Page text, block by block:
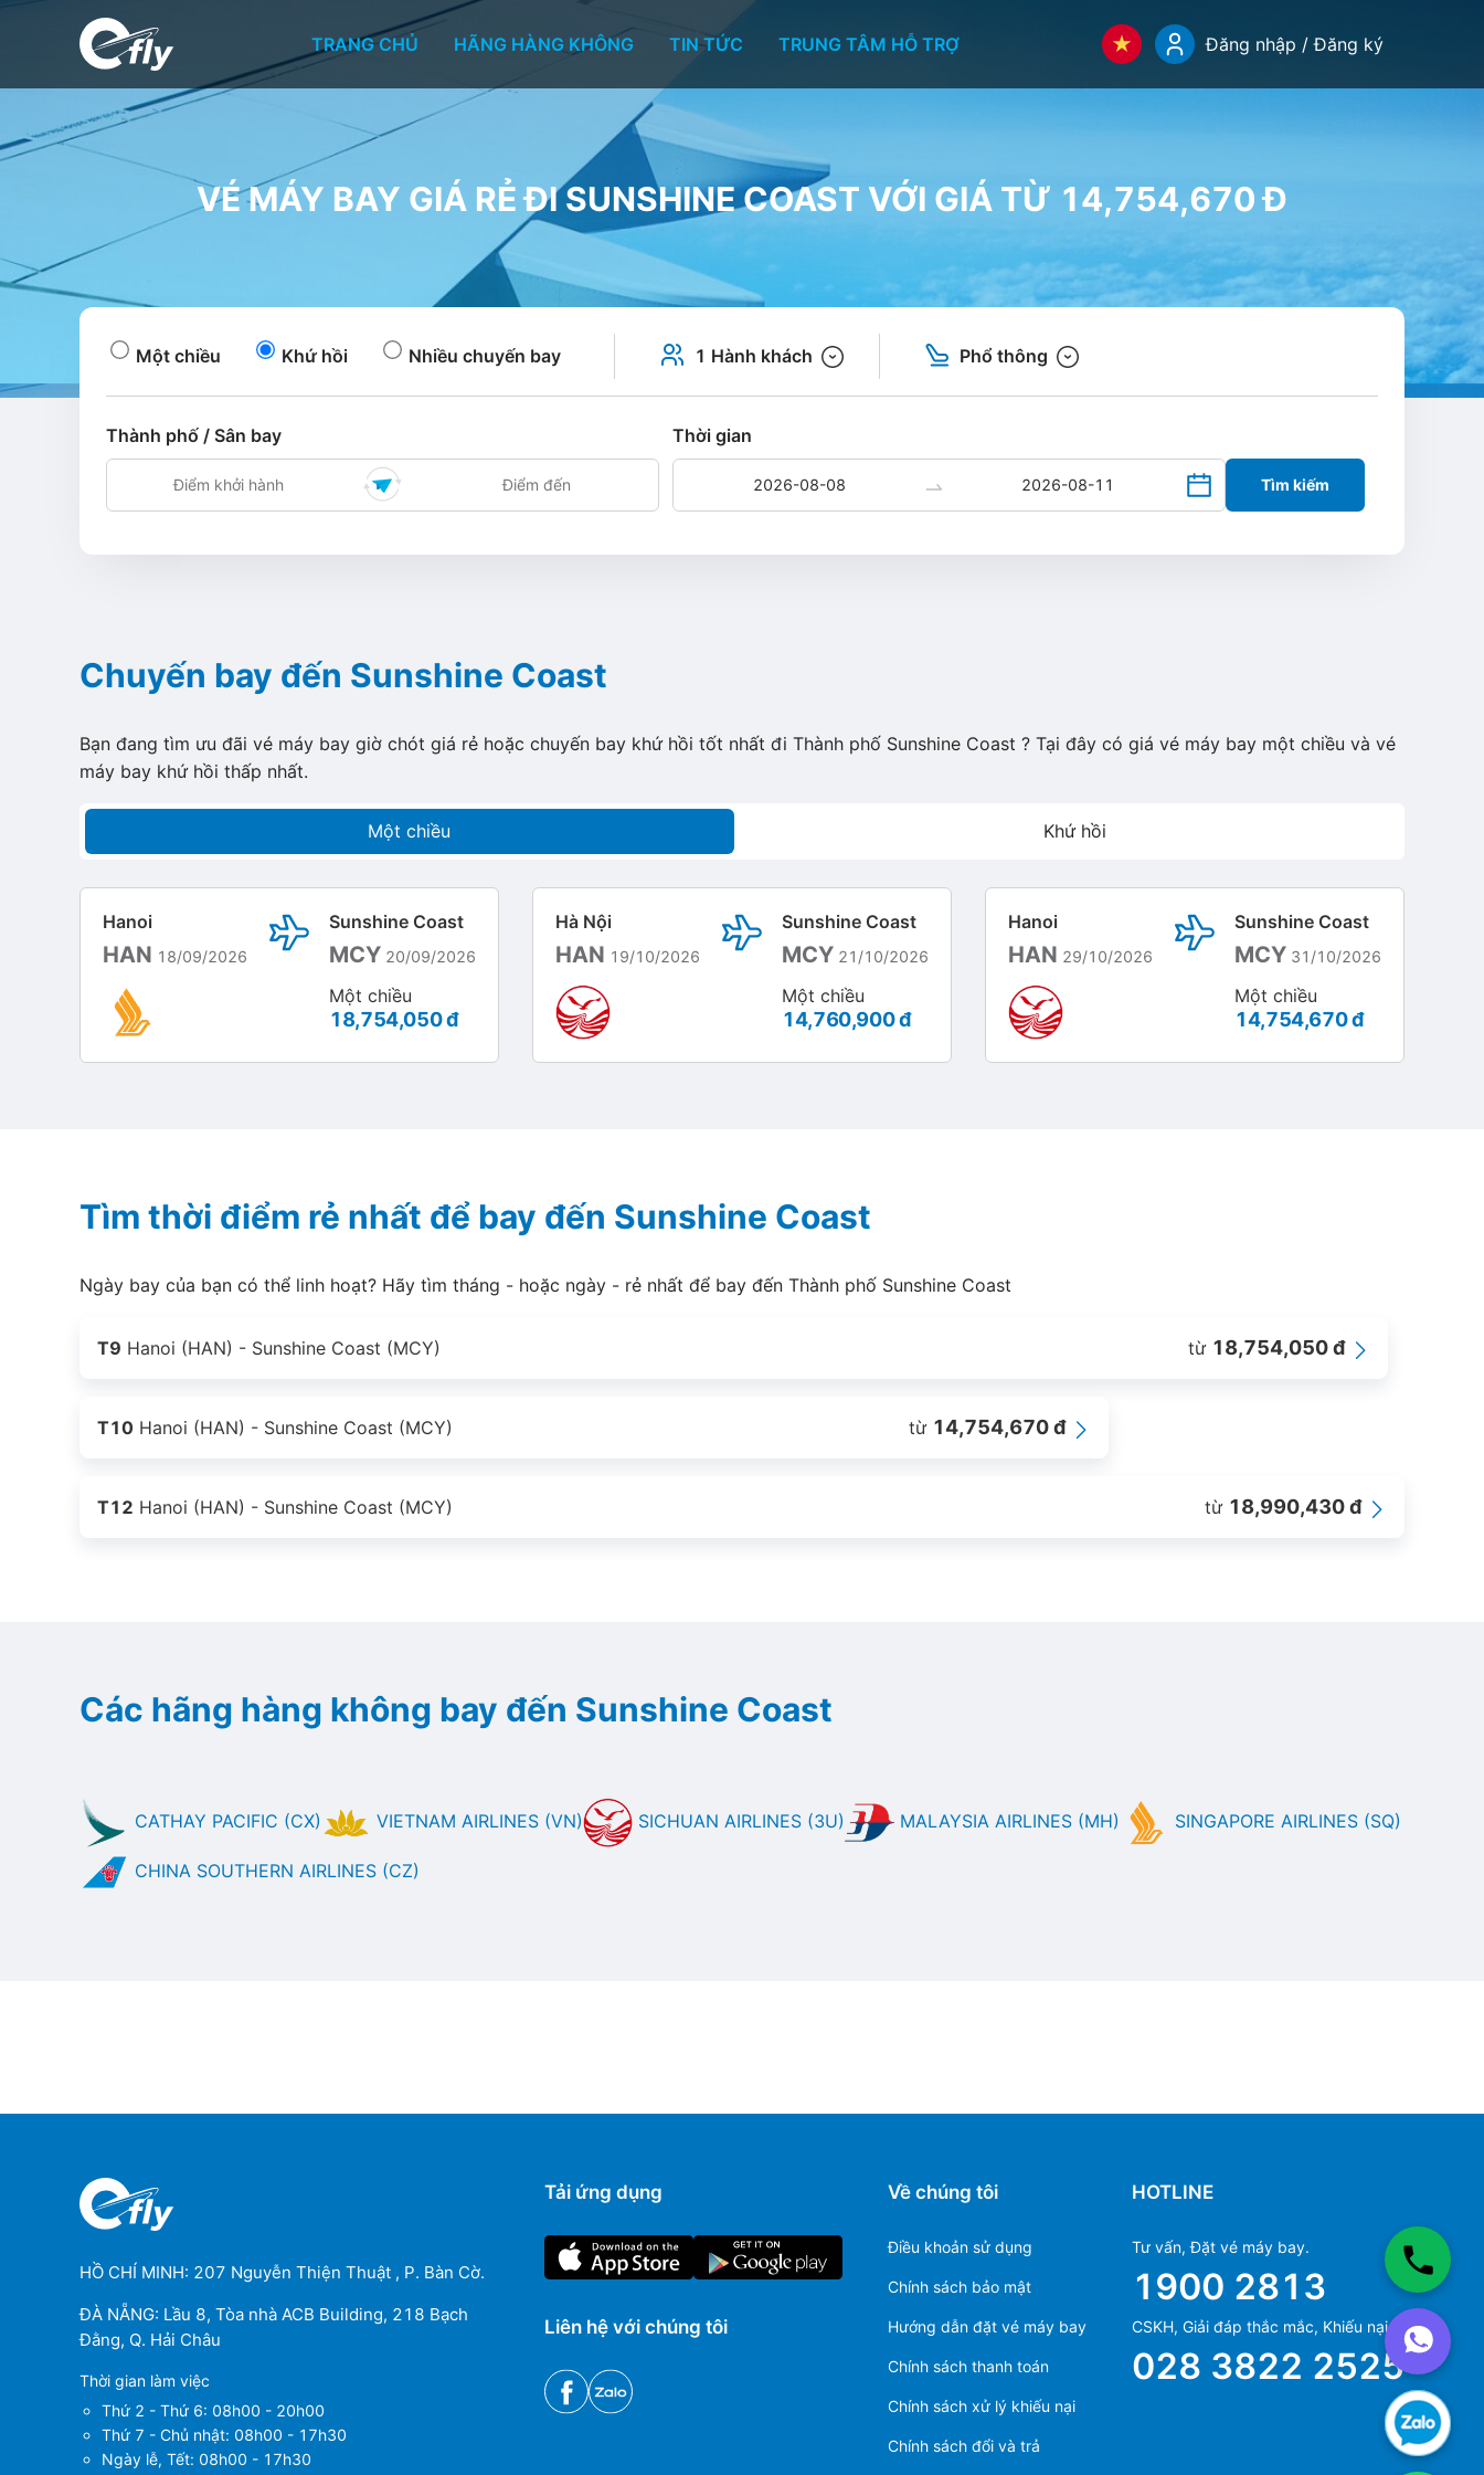
TRANG CHỦ HÃNG HÀNG KHÔNG TIN TỨC TRUNG TÂM HỖ TRỢ Đăng nhập / Đăng ký
VÉ MÁY BAY GIÁ RẺ ĐI SUNSHINE COAST VỚI GIÁ TỪ 14,754,670 Đ
Một chiều Khứ hồi Nhiều chuyến bay 1 Hành khách Phổ thông
Thành phố / Sân bay Thời gian
Tìm kiếm
Chuyến bay đến Sunshine Coast
Bạn đang tìm ưu đãi vé máy bay giờ chót giá rẻ hoặc chuyến bay khứ hồi tốt nhất đi Thành phố Sunshine Coast ? Tại đây có giá vé máy bay một chiều và vé
máy bay khứ hồi thấp nhất.
Một chiều Khứ hồi
Hanoi
HAN 18/09/2026
Sunshine Coast
MCY 20/09/2026
Một chiều
18,754,050 đ
Hà Nội
HAN 19/10/2026
Sunshine Coast
MCY 21/10/2026
Một chiều
14,760,900 đ
Hanoi
HAN 29/10/2026
Sunshine Coast
MCY 31/10/2026
Một chiều
14,754,670 đ
Tìm thời điểm rẻ nhất để bay đến Sunshine Coast
Ngày bay của bạn có thể linh hoạt? Hãy tìm tháng - hoặc ngày - rẻ nhất để bay đến Thành phố Sunshine Coast
T9 Hanoi (HAN) - Sunshine Coast (MCY) từ 18,754,050 đ
T10 Hanoi (HAN) - Sunshine Coast (MCY) từ 14,754,670 đ
T12 Hanoi (HAN) - Sunshine Coast (MCY) từ 18,990,430 đ
Các hãng hàng không bay đến Sunshine Coast
CATHAY PACIFIC (CX) VIETNAM AIRLINES (VN) SICHUAN AIRLINES (3U) MALAYSIA AIRLINES (MH) SINGAPORE AIRLINES (SQ)
CHINA SOUTHERN AIRLINES (CZ)
HỒ CHÍ MINH: 207 Nguyễn Thiện Thuật , P. Bàn Cờ.
ĐÀ NẴNG: Lầu 8, Tòa nhà ACB Building, 218 Bạch
Đằng, Q. Hải Châu
Thời gian làm việc
Thứ 2 - Thứ 6: 08h00 - 20h00
Thứ 7 - Chủ nhật: 08h00 - 17h30
Ngày lễ, Tết: 08h00 - 17h30
Tải ứng dụng
Liên hệ với chúng tôi
Về chúng tôi
Điều khoản sử dụng
Chính sách bảo mật
Hướng dẫn đặt vé máy bay
Chính sách thanh toán
Chính sách xử lý khiếu nại
Chính sách đổi và trả
HOTLINE
Tư vấn, Đặt vé máy bay.
1900 2813
CSKH, Giải đáp thắc mắc, Khiếu nại.
028 3822 2525
Ms Hằng
(+84) 70 854 1213
Ms Huỳnh